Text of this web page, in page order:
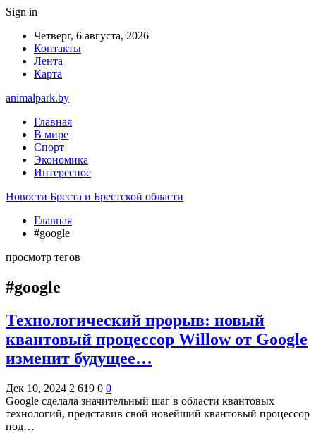
Sign in
Четверг, 6 августа, 2026
Контакты
Лента
Карта
animalpark.by
Главная
В мире
Спорт
Экономика
Интересное
Новости Бреста и Брестской области
Главная
#google
просмотр тегов
#google
Технологический прорыв: новый
квантовый процессор Willow от Google
изменит будущее…
Дек 10, 2024 2 619 0 0
Google сделала значительный шаг в области квантовых
технологий, представив свой новейший квантовый процессор
под…